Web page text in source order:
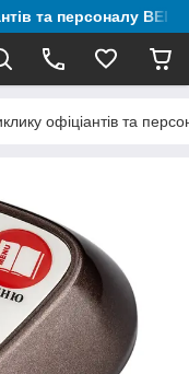
та персоналу
офіціантів та